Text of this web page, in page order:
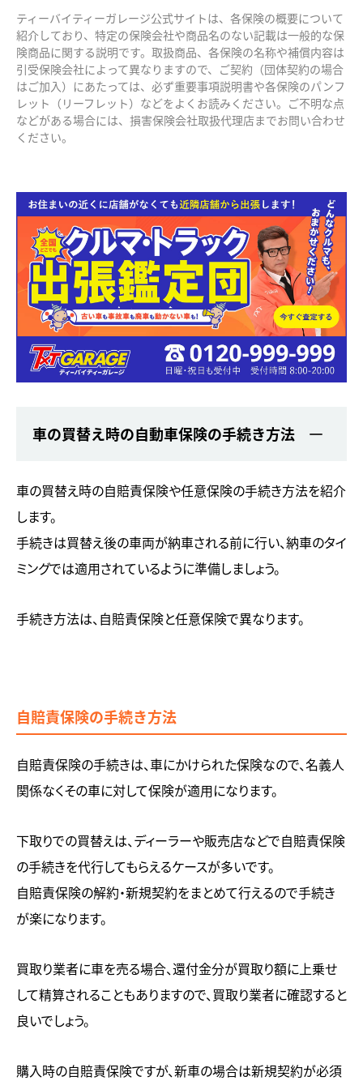
ティーバイティーガレージ公式サイトは、各保険の概要について
紹介しており、特定の保険会社や商品名のない記載は一般的な保
険商品に関する説明です。取扱商品、各保険の名称や補償内容は
引受保険会社によって異なりますので、ご契約（団体契約の場合
はご加入）にあたっては、必ず重要事項説明書や各保険のパンフ
レット（リーフレット）などをよくお読みください。ご不明な点
などがある場合には、損害保険会社取扱代理店までお問い合わせ
ください。
車の買替え時の自動車保険の手続き方法
車の買替え時の自賠責保険や任意保険の手続き方法を紹介
します。
手続きは買替え後の車両が納車される前に行い、納車のタイ
ミングでは適用されているように準備しましょう。
手続き方法は、自賠責保険と任意保険で異なります。
自賠責保険の手続き方法
自賠責保険の手続きは、車にかけられた保険なので、名義人
関係なくその車に対して保険が適用になります。
下取りでの買替えは、ディーラーや販売店などで自賠責保険
の手続きを代行してもらえるケースが多いです。
自賠責保険の解約・新規契約をまとめて行えるので手続き
が楽になります。
買取り業者に車を売る場合、還付金分が買取り額に上乗せ
して精算されることもありますので、買取り業者に確認すると
良いでしょう。
購入時の自賠責保険ですが、新車の場合は新規契約が必須